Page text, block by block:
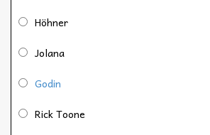
Höhner
Jolana
Godin
Rick Toone